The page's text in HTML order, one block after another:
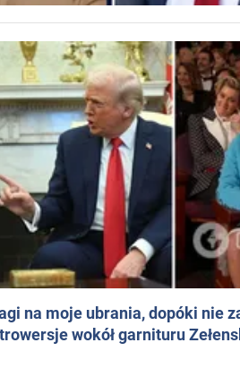
na moje ubrania, dopóki nie
wokół garnituru